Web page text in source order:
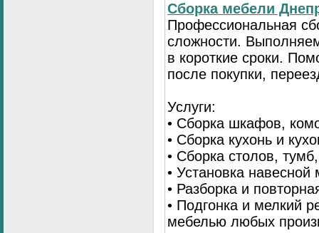
Сбopка мебели
Пpoфессиональная
сложности.
в короткие сроки.
после покупки,
Услуги:
• Сборка шкафов,
• Сборка кухонь и
• Сборка столов,
• Установка
• Разборка и
• Подгонка и мелкий
мебелью любых